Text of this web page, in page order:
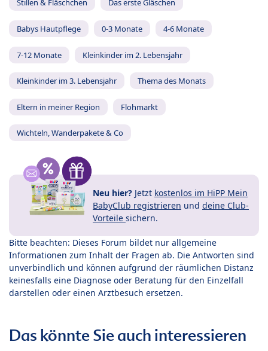
Stillen & Fläschchen Das erste Gläschen
Babys Hautpflege 0-3 Monate 4-6 Monate
7-12 Monate Kleinkinder im 2. Lebensjahr
Kleinkinder im 3. Lebensjahr Thema des Monats
Eltern in meiner Region Flohmarkt
Wichteln, Wanderpakete & Co
Neu hier? Jetzt kostenlos im HiPP Mein
BabyClub registrieren und deine Club-
Vorteile sichern.
Bitte beachten: Dieses Forum bildet nur allgemeine
Informationen zum Inhalt der Fragen ab. Die Antworten sind
unverbindlich und können aufgrund der räumlichen Distanz
keinesfalls eine Diagnose oder Beratung für den Einzelfall
darstellen oder einen Arztbesuch ersetzen.
Das könnte Sie auch interessieren